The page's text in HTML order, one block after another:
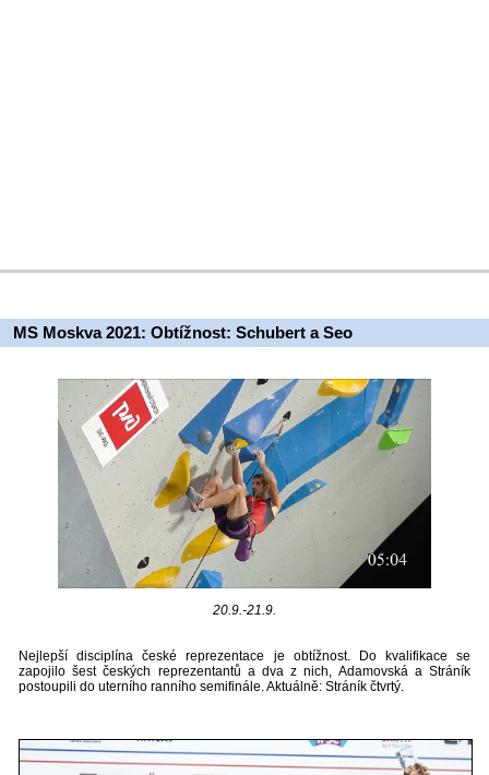
MS Moskva 2021: Obtížnost: Schubert a Seo
20.9.-21.9.
Nejlepší disciplína české reprezentace je obtížnost. Do kvalifikace se
zapojilo šest českých reprezentantů a dva z nich, Adamovská a Stráník
postoupili do uterního ranního semifinále. Aktuálně: Stráník čtvrtý.